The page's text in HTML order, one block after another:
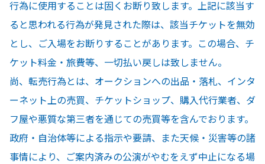
行為に使用することは固くお断り致します。上記に該当す
ると思われる行為が発見された際は、該当チケットを無効
とし、ご入場をお断りすることがあります。この場合、チ
ケット料金・旅費等、一切払い戻しは致しません。
尚、転売行為とは、オークションへの出品・落札、インタ
ーネット上の売買、チケットショップ、購入代行業者、ダ
フ屋や悪質な第三者を通じての売買等を含んでおります。
政府・自治体等による指示や要請、また天候・災害等の諸
事情により、ご案内済みの公演がやむをえず中止になる場